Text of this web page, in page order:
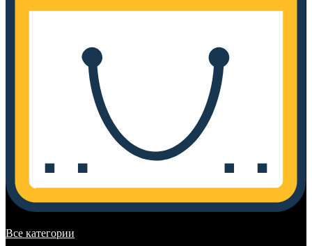
Все категории